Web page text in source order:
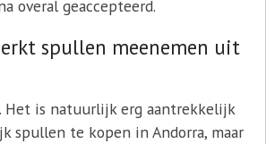
overal geaccepteerd.
spullen meenemen uit
Het is natuurlijk erg aantrekkelijk
spullen te kopen in Andorra, maar